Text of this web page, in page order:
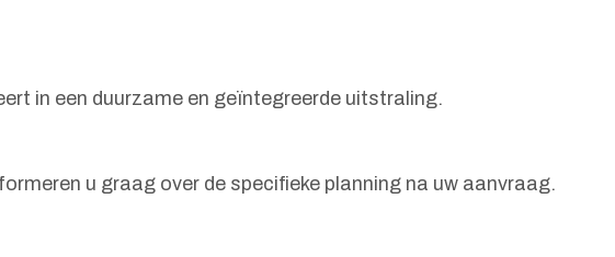
in een duurzame en geïntegreerde uitstraling.
u graag over de specifieke planning na uw aanvraag.